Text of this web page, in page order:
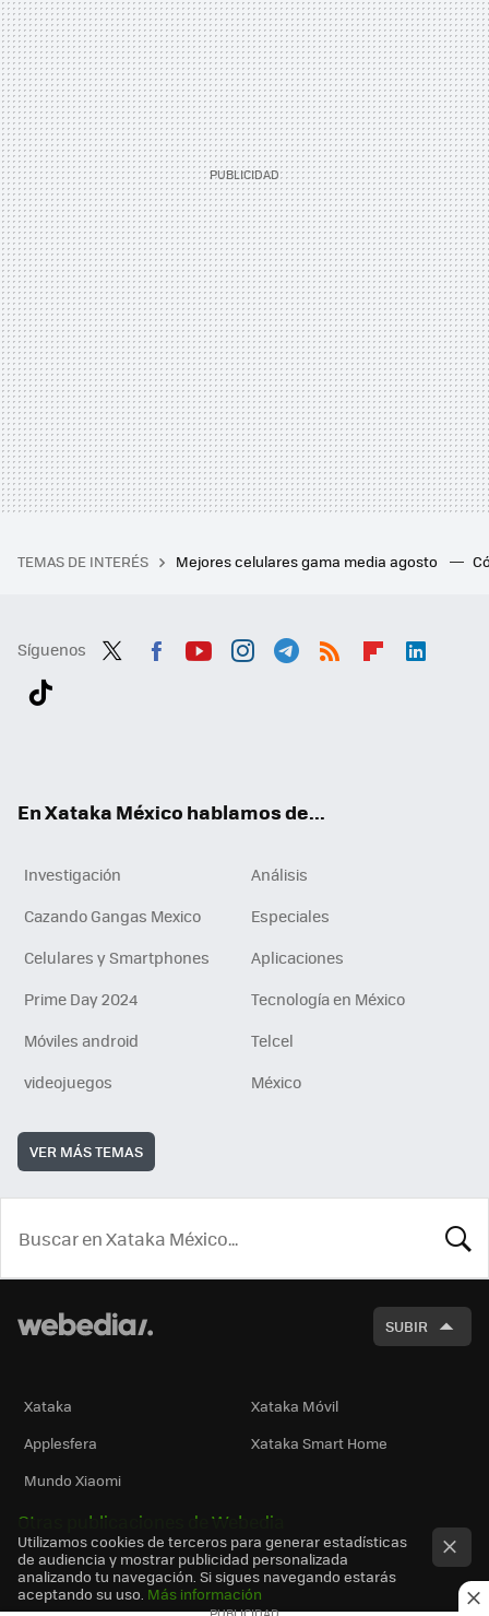
TEMAS DE INTERÉS Mejores celulares gama media agosto
Síguenos
En Xataka México hablamos de...
Investigación
Análisis
Cazando Gangas Mexico
Especiales
Celulares y Smartphones
Aplicaciones
Prime Day 2024
Tecnología en México
Móviles android
Telcel
videojuegos
México
VER MÁS TEMAS
SUBIR
Xataka
Xataka Móvil
Applesfera
Xataka Smart Home
Mundo Xiaomi
Otras publicaciones de Webedia
Utilizamos cookies de terceros para generar estadísticas
de audiencia y mostrar publicidad personalizada
analizando tu navegación. Si sigues navegando estarás
aceptando su uso. Más información